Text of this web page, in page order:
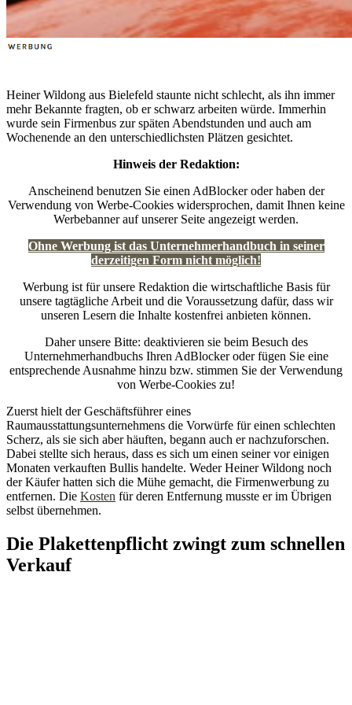
Heiner Wildong aus Bielefeld staunte nicht schlecht, als ihn immer
mehr Bekannte fragten, ob er schwarz arbeiten würde. Immerhin
wurde sein Firmenbus zur späten Abendstunden und auch am
Wochenende an den unterschiedlichsten Plätzen gesichtet.
Hinweis der Redaktion:
Anscheinend benutzen Sie einen AdBlocker oder haben der
Verwendung von Werbe-Cookies widersprochen, damit Ihnen keine
Werbebanner auf unserer Seite angezeigt werden.
Ohne Werbung ist das Unternehmerhandbuch in seiner
derzeitigen Form nicht möglich!
Werbung ist für unsere Redaktion die wirtschaftliche Basis für
unsere tagtägliche Arbeit und die Voraussetzung dafür, dass wir
unseren Lesern die Inhalte kostenfrei anbieten können.
Daher unsere Bitte: deaktivieren sie beim Besuch des
Unternehmerhandbuchs Ihren AdBlocker oder fügen Sie eine
entsprechende Ausnahme hinzu bzw. stimmen Sie der Verwendung
von Werbe-Cookies zu!
Zuerst hielt der Geschäftsführer eines
Raumausstattungsunternehmens die Vorwürfe für einen schlechten
Scherz, als sie sich aber häuften, begann auch er nachzuforschen.
Dabei stellte sich heraus, dass es sich um einen seiner vor einigen
Monaten verkauften Bullis handelte. Weder Heiner Wildong noch
der Käufer hatten sich die Mühe gemacht, die Firmenwerbung zu
entfernen. Die Kosten für deren Entfernung musste er im Übrigen
selbst übernehmen.
Die Plakettenpflicht zwingt zum schnellen
Verkauf